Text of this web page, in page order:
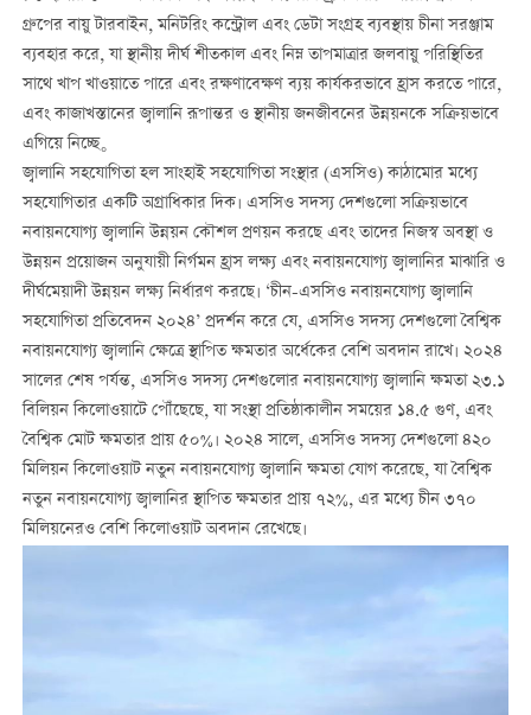
গ্রুপের বায়ু টারবাইন, মনিটরিং কন্ট্রোল এবং ডেটা সংগ্রহ ব্যবস্থায় চীনা সরঞ্জাম
ব্যবহার করে, যা স্থানীয় দীর্ঘ শীতকাল এবং নিম্ন তাপমাত্রার জলবায়ু পরিস্থিতির
সাথে খাপ খাওয়াতে পারে এবং রক্ষণাবেক্ষণ ব্যয় কার্যকরভাবে হ্রাস করতে পারে,
এবং কাজাখস্তানের জ্বালানি রূপান্তর ও স্থানীয় জনজীবনের উন্নয়নকে সক্রিয়ভাবে
এগিয়ে নিচ্ছে。
জ্বালানি সহযোগিতা হল সাংহাই সহযোগিতা সংস্থার (এসসিও) কাঠামোর মধ্যে
সহযোগিতার একটি অগ্রাধিকার দিক। এসসিও সদস্য দেশগুলো সক্রিয়ভাবে
নবায়নযোগ্য জ্বালানি উন্নয়ন কৌশল প্রণয়ন করছে এবং তাদের নিজস্ব অবস্থা ও
উন্নয়ন প্রয়োজন অনুযায়ী নির্গমন হ্রাস লক্ষ্য এবং নবায়নযোগ্য জ্বালানির মাঝারি ও
দীর্ঘমেয়াদী উন্নয়ন লক্ষ্য নির্ধারণ করছে। ‘চীন-এসসিও নবায়নযোগ্য জ্বালানি
সহযোগিতা প্রতিবেদন ২০২৪’ প্রদর্শন করে যে, এসসিও সদস্য দেশগুলো বৈশ্বিক
নবায়নযোগ্য জ্বালানি ক্ষেত্রে স্থাপিত ক্ষমতার অর্ধেকের বেশি অবদান রাখে। ২০২৪
সালের শেষ পর্যন্ত, এসসিও সদস্য দেশগুলোর নবায়নযোগ্য জ্বালানি ক্ষমতা ২৩.১
বিলিয়ন কিলোওয়াটে পৌঁছেছে, যা সংস্থা প্রতিষ্ঠাকালীন সময়ের ১৪.৫ গুণ, এবং
বৈশ্বিক মোট ক্ষমতার প্রায় ৫০%। ২০২৪ সালে, এসসিও সদস্য দেশগুলো ৪২০
মিলিয়ন কিলোওয়াট নতুন নবায়নযোগ্য জ্বালানি ক্ষমতা যোগ করেছে, যা বৈশ্বিক
নতুন নবায়নযোগ্য জ্বালানির স্থাপিত ক্ষমতার প্রায় ৭২%, এর মধ্যে চীন ৩৭০
মিলিয়নেরও বেশি কিলোওয়াট অবদান রেখেছে।